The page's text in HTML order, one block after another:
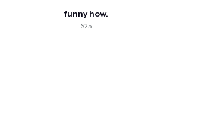
funny how.
$25